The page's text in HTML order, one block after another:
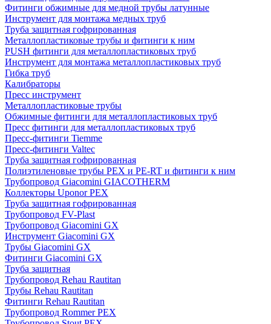
Фитинги обжимные для медной трубы латунные
Инструмент для монтажа медных труб
Труба защитная гофрированная
Металлопластиковые трубы и фитинги к ним
PUSH фитинги для металлопластиковых труб
Инструмент для монтажа металлопластиковых труб
Гибка труб
Калибраторы
Пресс инструмент
Металлопластиковые трубы
Обжимные фитинги для металлопластиковых труб
Пресс фитинги для металлопластиковых труб
Пресс-фитинги Tiemme
Пресс-фитинги Valtec
Труба защитная гофрированная
Полиэтиленовые трубы PEX и PE-RT и фитинги к ним
Трубопровод Giacomini GIACOTHERM
Коллекторы Uponor PEX
Труба защитная гофрированная
Трубопровод FV-Plast
Трубопровод Giacomini GX
Инструмент Giacomini GX
Трубы Giacomini GX
Фитинги Giacomini GX
Труба защитная
Трубопровод Rehau Rautitan
Трубы Rehau Rautitan
Фитинги Rehau Rautitan
Трубопровод Rommer PEX